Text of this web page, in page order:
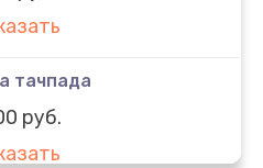
тачпада
руб.